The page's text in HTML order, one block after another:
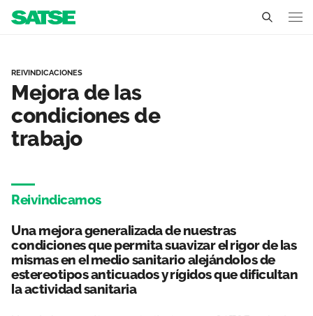
Conócenos
Un sindicato profesional e independiente
Estructura organizativa
Nuestro trabajo
Secciones sindicales
Servicios
Ventajas
Actualidad
Temas
Noticias
Sala de prensa
Contáctanos
REIVINDICACIONES
Mejora de las
condiciones de
trabajo
Reivindicamos
Una mejora generalizada de nuestras
condiciones que permita suavizar el rigor de las
mismas en el medio sanitario alejándolos de
estereotipos anticuados y rígidos que dificultan
la actividad sanitaria